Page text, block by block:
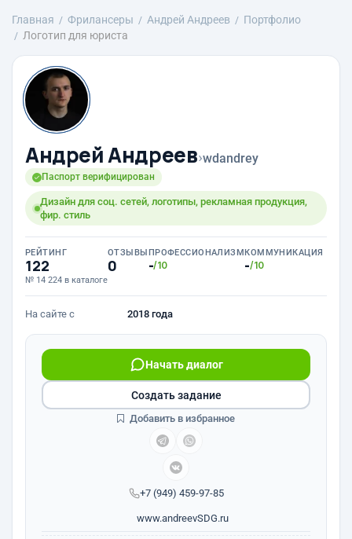
Главная Фрилансеры Андрей Андреев
Портфолио
Логотип для юриста
Андрей Андреев›wdandrey
Паспорт верифицирован
Дизайн для соц. сетей, логотипы, рекламная продукция,
фир. стиль
РЕЙТИНГ
122
№ 14 224 в каталоге
ОТЗЫВЫ
0
ПРОФЕССИОНАЛИЗМ
-/10
КОММУНИКАЦИЯ
-/10
На сайте с 2018 года
+7 (949) 459-97-85
Начать диалог
www.andreevSDG.ru
Создать задание
Добавить в избранное